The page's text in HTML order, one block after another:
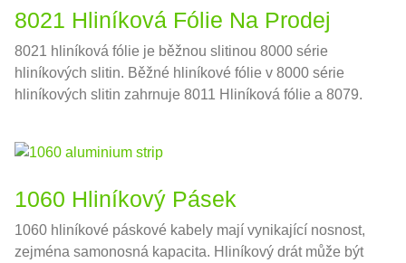
8021 Hliníková Fólie Na Prodej
8021 hliníková fólie je běžnou slitinou 8000 série
hliníkových slitin. Běžné hliníkové fólie v 8000 série
hliníkových slitin zahrnuje 8011 Hliníková fólie a 8079.
1060 Hliníkový Pásek
1060 hliníkové páskové kabely mají vynikající nosnost,
zejména samonosná kapacita. Hliníkový drát může být